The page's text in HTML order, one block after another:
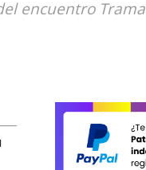
encuentro Trama